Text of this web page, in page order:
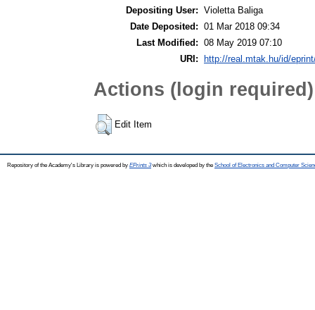
Depositing User: Violetta Baliga
Date Deposited: 01 Mar 2018 09:34
Last Modified: 08 May 2019 07:10
URI:
http://real.mtak.hu/id/
Actions (login required)
Edit Item
Repository of the Academy's Library is powered by EPrints 3which is developed by the School of Electronics and Computer